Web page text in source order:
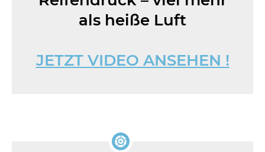
als heiße Luft
JETZT VIDEO ANSEHEN !